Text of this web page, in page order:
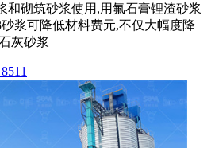
和砌筑砂浆使用,用氟石膏锂渣砂浆
浆可降低材料费元,不仅大幅度降
灰砂浆